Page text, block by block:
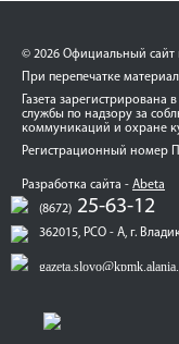
© 2026 Официальный сайт
При перепечатке
Газета
службы по надзору за
коммуникаций и охране
Регистрационный номер
Разработка сайта - Abeta
(8672) 25-63-12
362015, РСО - А, г.